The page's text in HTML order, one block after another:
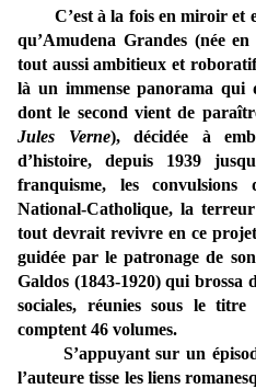
C’est à la fois en miroir et
qu’Amudena Grandes (née
tout aussi ambitieux et
là un immense panorama qui
dont le second vient de
Jules Verne), décidée à
d’histoire, depuis 1939
franquisme, les convulsions
National-Catholique, la
tout devrait revivre en ce
guidée par le patronage de
Galdos (1843-1920) qui brossa
sociales, réunies sous le titre
comptent 46 volumes.
S’appuyant sur un
l’auteure tisse les liens